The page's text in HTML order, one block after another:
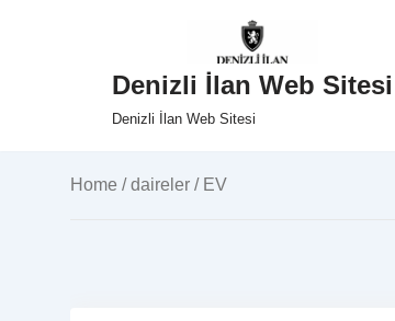
Denizli İlan Web Sitesi
Denizli İlan Web Sitesi
Home /daireler / EV